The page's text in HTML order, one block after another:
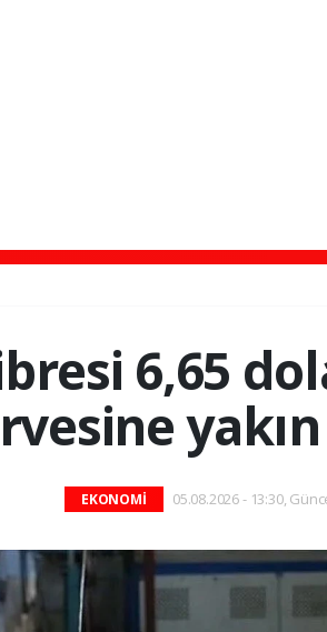
6,65
EKONOMİ 05.08.2026 - 13:30,